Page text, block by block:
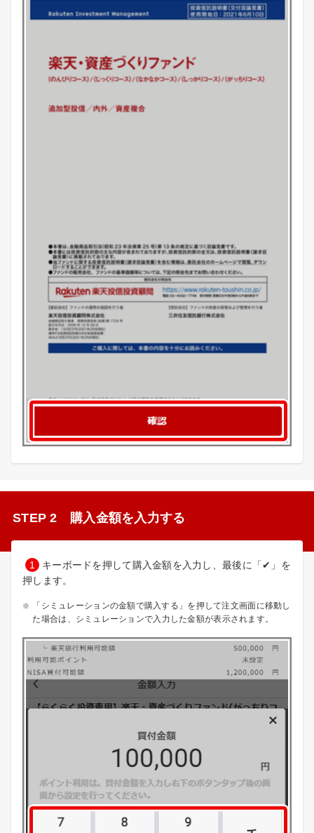
STEP 2 購入金額を入力する
1
キーボードを押して購入金額を入力し、最後に「✔」を
押します。
「シミュレーションの金額で購入する」を押して注文画面に移動し
た場合は、シミュレーションで入力した金額が表示されます。